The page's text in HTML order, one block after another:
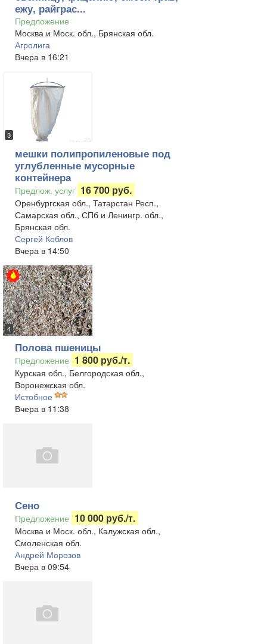
ежу, райграс...
Предложение
Москва и Моск. обл., Брянская обл.
Агролига
Вчера в 16:21
3
мешки полипропиленовые под
углубленные мусорные
контейнера
Предлож. услуг 16 700 руб.
Оренбургская обл., Татарстан Респ.,
Самарская обл., СПб и Ленингр. обл.,
Брянская обл.
Сергей Коблов
Вчера в 14:50
4
Полова пшеницы
Предложение 1 800 руб./т.
Курская обл., Белгородская обл.,
Воронежская обл.
Истобное
Вчера в 11:38
Сено
Предложение 10 000 руб./т.
Москва и Моск. обл., Калужская обл.,
Смоленская обл.
Андрей Морозов
Вчера в 09:54